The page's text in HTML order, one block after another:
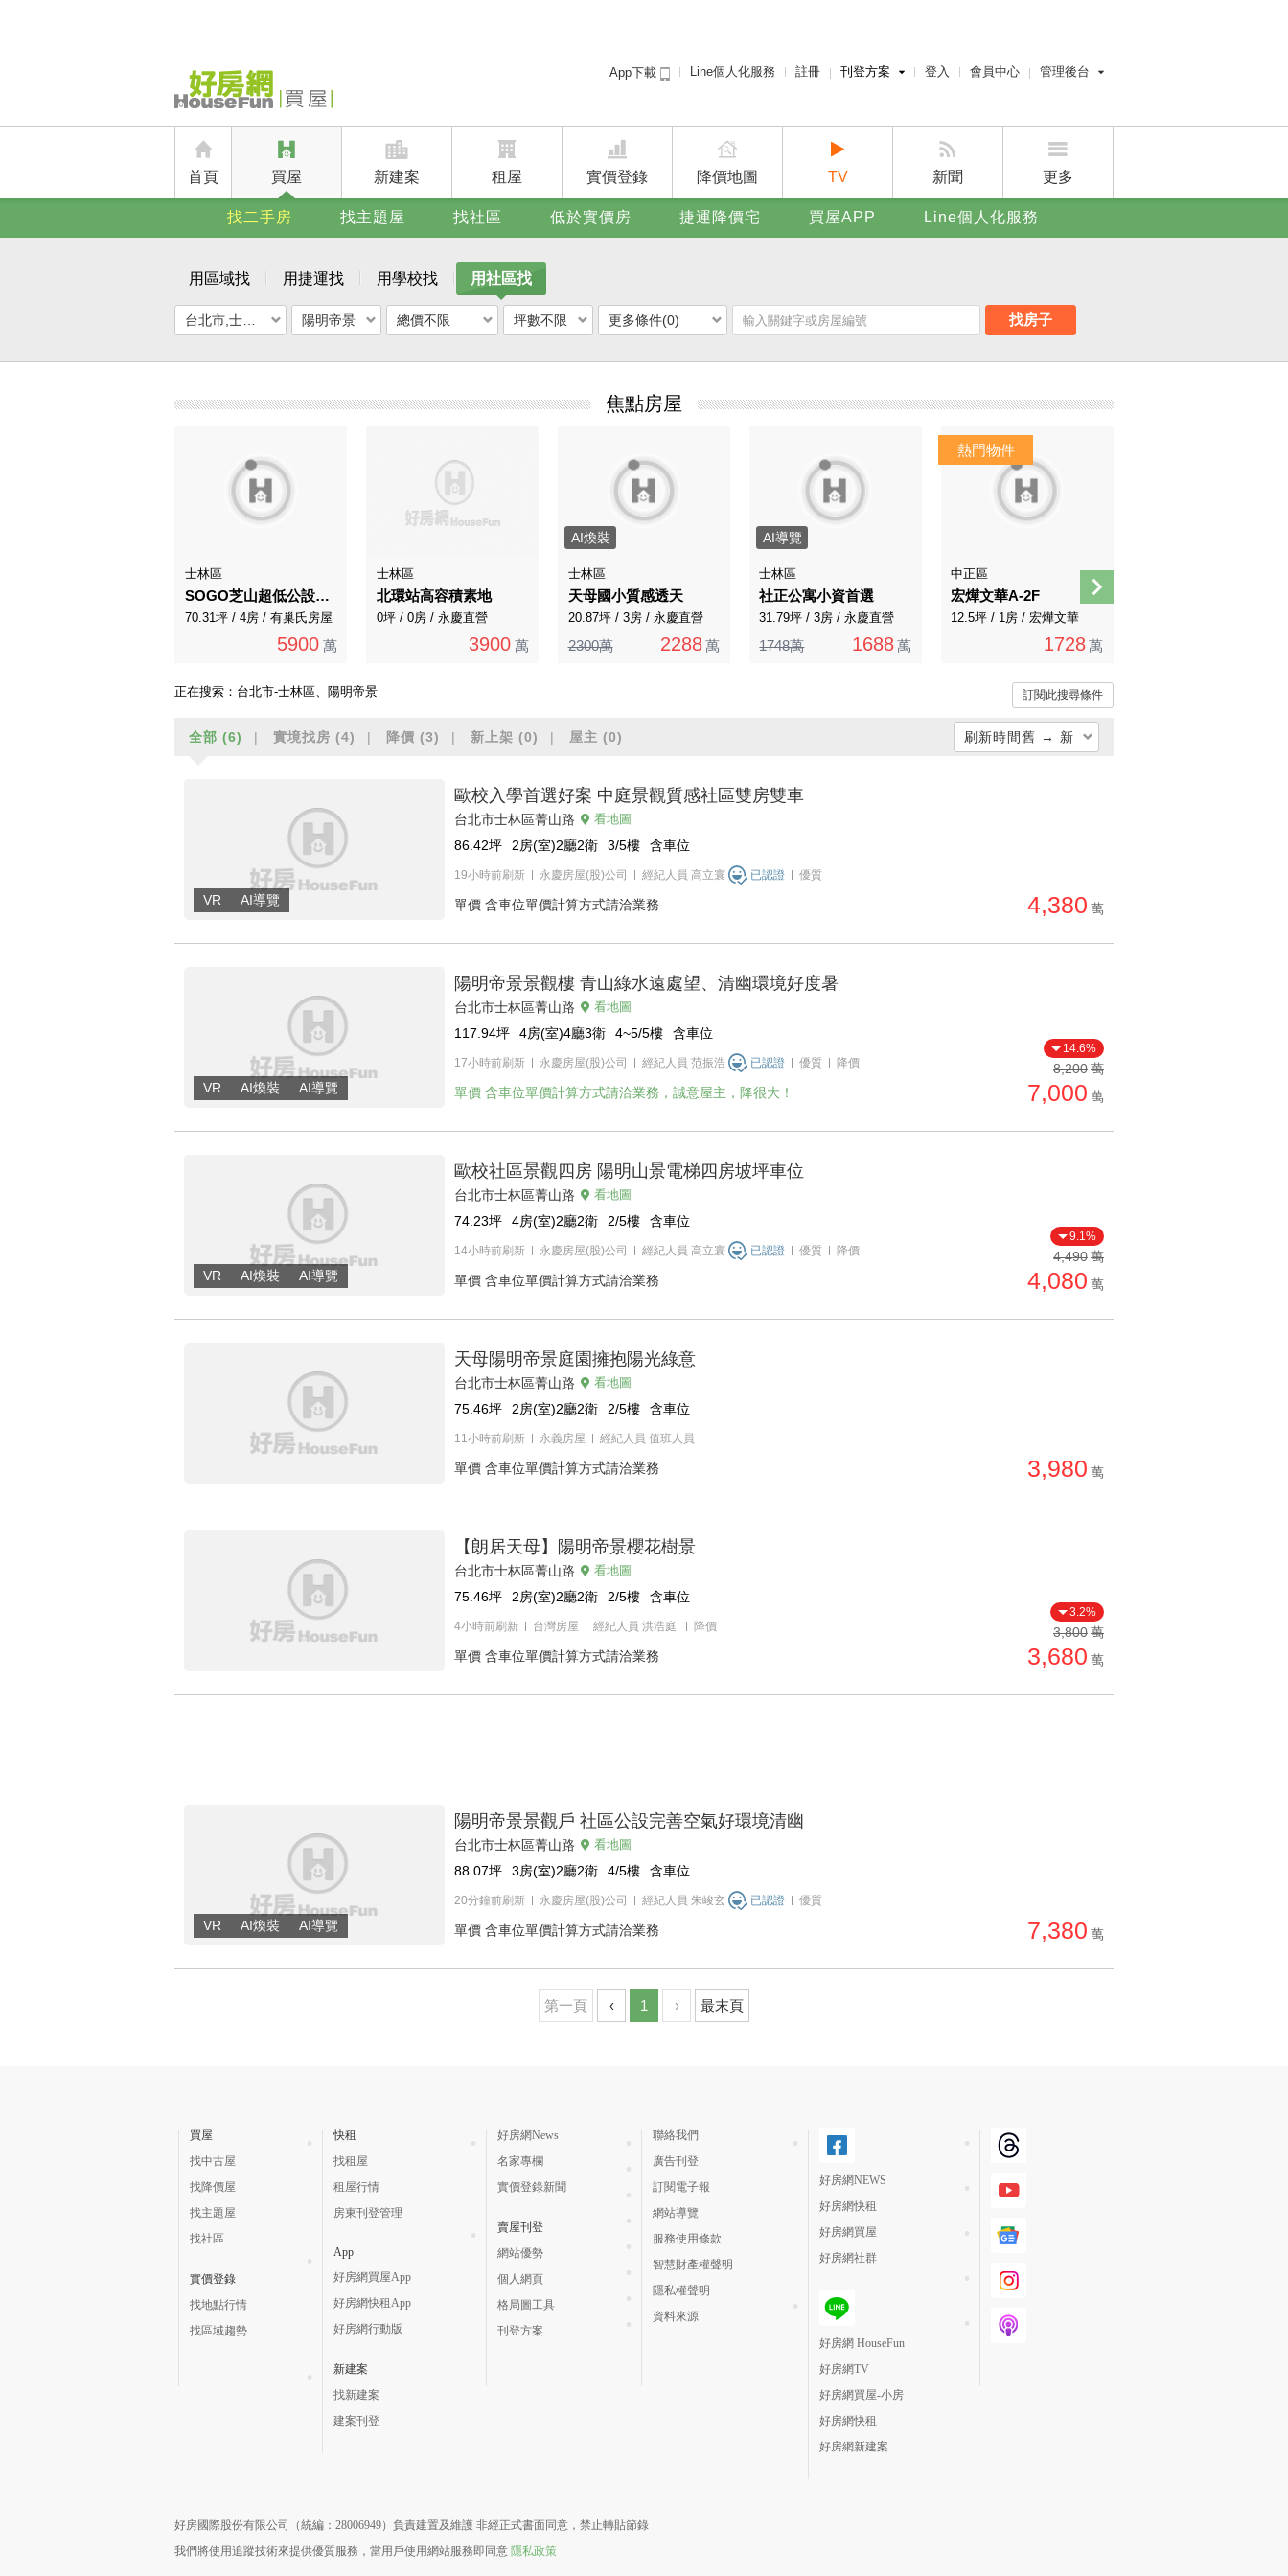
App下載 Line個人化服務 註冊 刊登方案
賣屋刊登
廣告刊登
登入 會員中心 管理後台
屋主管理後台
首頁 買屋 新建案 租屋 實價登錄 降價地圖 TV 新聞 更多
賣屋刊登
找二手房 找主題屋 找社區 低於實價房 捷運降價宅 買屋APP Line個人化服務
用區域找 用捷運找 用學校找 用社區找
陽明帝景 總價不限 坪數不限 更多條件(0) 找房子
焦點房屋
士林區
SOGO芝山超低公設大四房車
70.31坪 / 4房 / 有巢氏房屋
5900 萬
士林區
北環站高容積素地
0坪 / 0房 / 永慶直營
3900 萬
AI煥裝
士林區
天母國小質感透天
20.87坪 / 3房 / 永慶直營
2300萬 2288 萬
AI導覽
士林區
社正公寓小資首選
31.79坪 / 3房 / 永慶直營
1748萬 1688 萬
中正區
宏燁文華A-2F
12.5坪 / 1房 / 宏燁文華
1728 萬
正在搜索： 台北市-士林區、陽明帝景 訂閱此搜尋條件
全部 (6) 實境找房 (4) 降價 (3) 新上架 (0) 屋主 (0) 刷新時間舊 → 新
降價幅度高 → 低
刷新時間舊 → 新
月熱門度高 → 低
歐校入學首選好案 中庭景觀質感社區雙房雙車
台北市士林區菁山路 看地圖
86.42坪 2房(室)2廳2衛 3/5樓 含車位
19小時前刷新 永慶房屋(股)公司 經紀人員 高立寰 已認證 優質
單價 含車位單價計算方式請洽業務 4,380 萬
陽明帝景景觀樓 青山綠水遠處望、清幽環境好度暑
台北市士林區菁山路 看地圖
117.94坪 4房(室)4廳3衛 4~5/5樓 含車位
17小時前刷新 永慶房屋(股)公司 經紀人員 范振浩 已認證 優質 降價
單價 含車位單價計算方式請洽業務，誠意屋主，降很大！
14.6%
8,200萬
7,000 萬
歐校社區景觀四房 陽明山景電梯四房坡坪車位
台北市士林區菁山路 看地圖
74.23坪 4房(室)2廳2衛 2/5樓 含車位
14小時前刷新 永慶房屋(股)公司 經紀人員 高立寰 已認證 優質 降價
單價 含車位單價計算方式請洽業務
9.1%
4,490萬
4,080 萬
天母陽明帝景庭園擁抱陽光綠意
台北市士林區菁山路 看地圖
75.46坪 2房(室)2廳2衛 2/5樓 含車位
11小時前刷新 永義房屋 經紀人員 值班人員
單價 含車位單價計算方式請洽業務 3,980 萬
【朗居天母】陽明帝景櫻花樹景
台北市士林區菁山路 看地圖
75.46坪 2房(室)2廳2衛 2/5樓 含車位
4小時前刷新 台灣房屋 經紀人員 洪浩庭 降價
單價 含車位單價計算方式請洽業務
3.2%
3,800萬
3,680 萬
陽明帝景景觀戶 社區公設完善空氣好環境清幽
台北市士林區菁山路 看地圖
88.07坪 3房(室)2廳2衛 4/5樓 含車位
20分鐘前刷新 永慶房屋(股)公司 經紀人員 朱峻玄 已認證 優質
單價 含車位單價計算方式請洽業務 7,380 萬
第一頁 ‹ 1 › 最末頁
買屋
找中古屋
找降價屋
找主題屋
找社區
實價登錄
找地點行情
找區域趨勢
快租
找租屋
租屋行情
房東刊登管理
App
好房網買屋App
好房網快租App
好房網行動版
新建案
找新建案
建案刊登
好房網News
名家專欄
實價登錄新聞
賣屋刊登
網站優勢
個人網頁
格局圖工具
刊登方案
聯絡我們
廣告刊登
訂閱電子報
網站導覽
服務使用條款
智慧財產權聲明
隱私權聲明
資料來源
好房網NEWS
好房網快租
好房網買屋
好房網社群
好房網 HouseFun
好房網TV
好房網買屋-小房
好房網快租
好房網新建案
好房國際股份有限公司（統編：28006949）負責建置及維護 非經正式書面同意，禁止轉貼節錄
我們將使用追蹤技術來提供優質服務，當用戶使用網站服務即同意 隱私政策